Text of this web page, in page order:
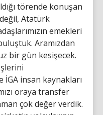
törende konuşan
Atatürk
emekleri
Aramızdan
bir gün kesişecek.
insan kaynakları
oraya transfer
çok değer verdik.